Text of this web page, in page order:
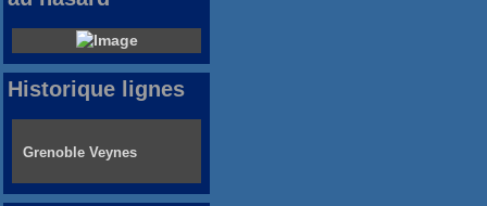
Historique lignes
Grenoble Veynes